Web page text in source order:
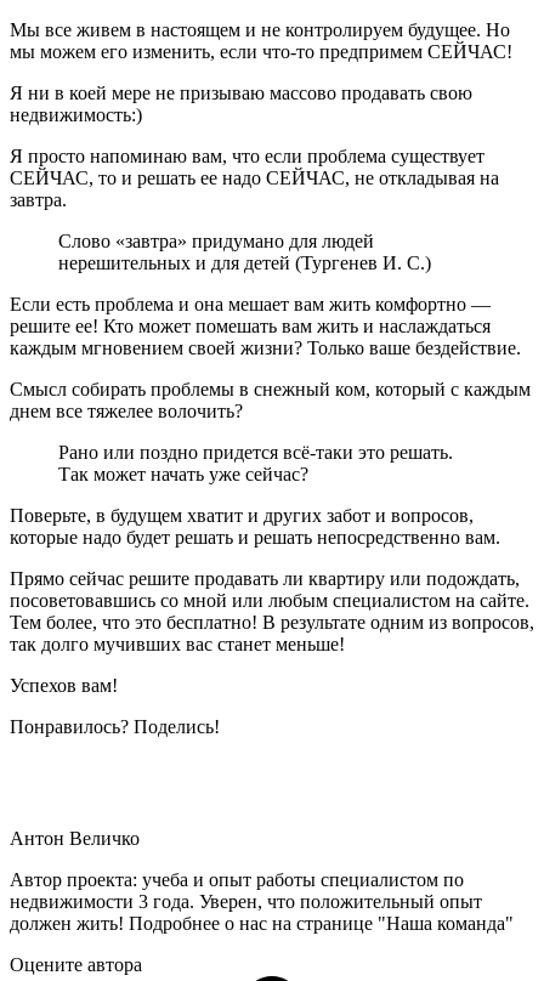
Мы все живем в настоящем и не контролируем будущее. Но
мы можем его изменить, если что-то предпримем СЕЙЧАС!
Я ни в коей мере не призываю массово продавать свою
недвижимость:)
Я просто напоминаю вам, что если проблема существует
СЕЙЧАС, то и решать ее надо СЕЙЧАС, не откладывая на
завтра.
Слово «завтра» придумано для людей
нерешительных и для детей (Тургенев И. С.)
Если есть проблема и она мешает вам жить комфортно —
решите ее! Кто может помешать вам жить и наслаждаться
каждым мгновением своей жизни? Только ваше бездействие.
Смысл собирать проблемы в снежный ком, который с каждым
днем все тяжелее волочить?
Рано или поздно придется всё-таки это решать.
Так может начать уже сейчас?
Поверьте, в будущем хватит и других забот и вопросов,
которые надо будет решать и решать непосредственно вам.
Прямо сейчас решите продавать ли квартиру или подождать,
посоветовавшись со мной или любым специалистом на сайте.
Тем более, что это бесплатно! В результате одним из вопросов,
так долго мучивших вас станет меньше!
Успехов вам!
Понравилось? Поделись!
Антон Величко
Автор проекта: учеба и опыт работы специалистом по
недвижимости 3 года. Уверен, что положительный опыт
должен жить! Подробнее о нас на странице "Наша команда"
Оцените автора